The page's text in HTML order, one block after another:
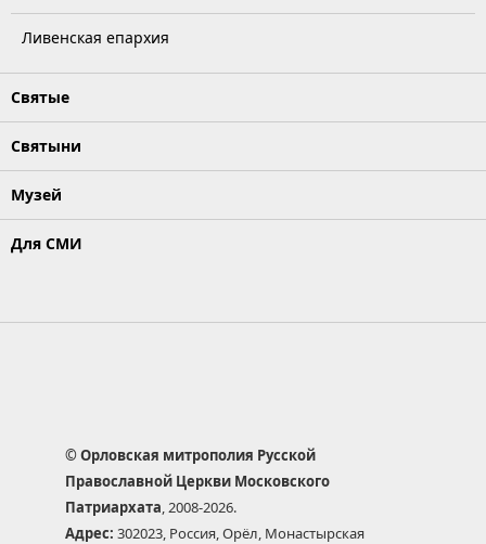
Ливенская епархия
Святые
Святыни
Музей
Для СМИ
© Орловская митрополия Русской
Православной Церкви Московского
Патриархата, 2008-2026.
Адрес: 302023, Россия, Орёл, Монастырская